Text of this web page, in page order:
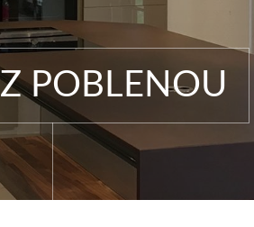
POBLENOU